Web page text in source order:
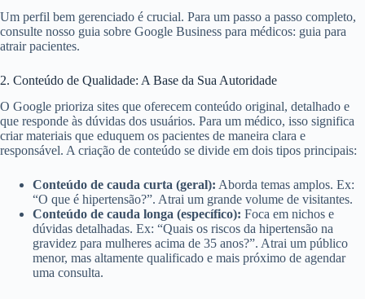
Um perfil bem gerenciado é crucial. Para um passo a passo completo,
consulte nosso guia sobre Google Business para médicos: guia para
atrair pacientes.
2. Conteúdo de Qualidade: A Base da Sua Autoridade
O Google prioriza sites que oferecem conteúdo original, detalhado e
que responde às dúvidas dos usuários. Para um médico, isso significa
criar materiais que eduquem os pacientes de maneira clara e
responsável. A criação de conteúdo se divide em dois tipos principais:
Conteúdo de cauda curta (geral): Aborda temas amplos. Ex:
“O que é hipertensão?”. Atrai um grande volume de visitantes.
Conteúdo de cauda longa (específico): Foca em nichos e
dúvidas detalhadas. Ex: “Quais os riscos da hipertensão na
gravidez para mulheres acima de 35 anos?”. Atrai um público
menor, mas altamente qualificado e mais próximo de agendar
uma consulta.